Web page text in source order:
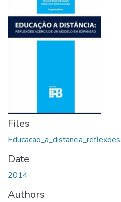
Contacts
Files
Date
2014
Authors